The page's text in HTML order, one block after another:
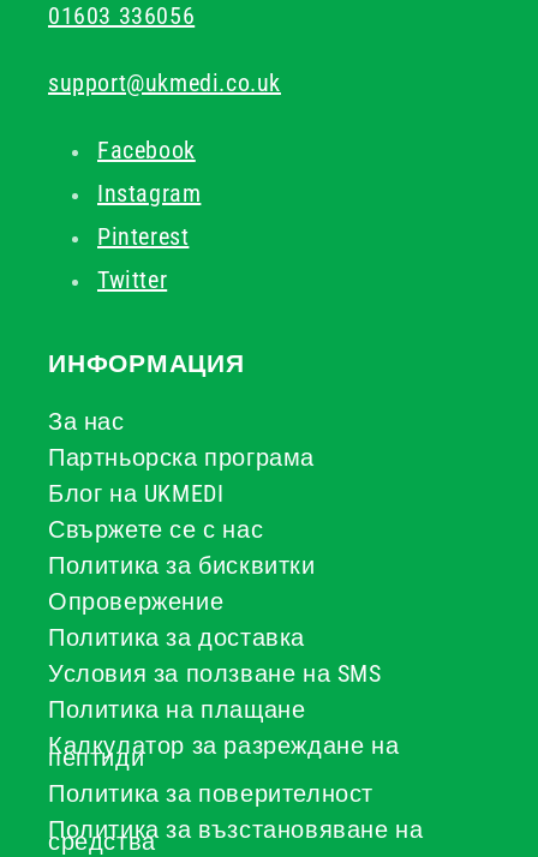
01603 336056
support@ukmedi.co.uk
Facebook
Instagram
Pinterest
Twitter
ИНФОРМАЦИЯ
За нас
Партньорска програма
Блог на UKMEDI
Свържете се с нас
Политика за бисквитки
Опровержение
Политика за доставка
Условия за ползване на SMS
Политика на плащане
Калкулатор за разреждане на
пептиди
Политика за поверителност
Политика за възстановяване на
средства